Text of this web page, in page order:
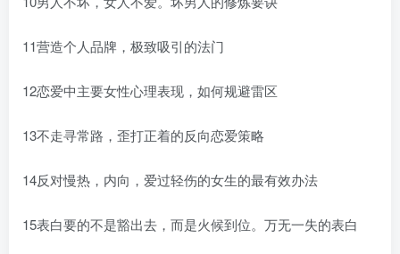
11营造个人品牌，极致吸引的法门
12恋爱中主要女性心理表现，如何规避雷区
13不走寻常路，歪打正着的反向恋爱策略
14反对慢热，内向，爱过轻伤的女生的最有效办法
15表白要的不是豁出去，而是火候到位。万无一失的表白